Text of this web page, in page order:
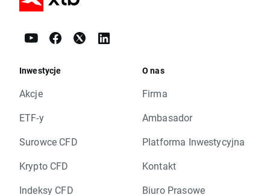
Inwestycje
Akcje
ETF-y
Surowce CFD
Krypto CFD
Indeksy CFD
O nas
Firma
Ambasador
Platforma Inwestycyjna
Kontakt
Biuro Prasowe